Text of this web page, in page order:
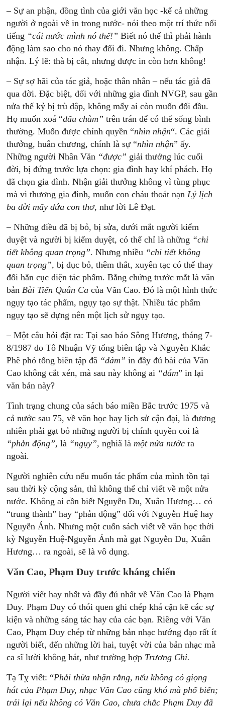
– Sự an phận, đồng tình của giới văn học -kể cả những
người ở ngoài về in trong nước- nói theo một trí thức nổi
tiếng “cái nước mình nó thế!” Biết nó thế thì phải hành
động làm sao cho nó thay đổi đi. Nhưng không. Chấp
nhận. Lý lẽ: thà bị cắt, nhưng được in còn hơn không!
– Sự sợ hãi của tác giả, hoặc thân nhân – nếu tác giả đã
qua đời. Đặc biệt, đối với những gia đình NVGP, sau gần
nửa thế kỷ bị trù dập, không mấy ai còn muốn đối đầu.
Họ muốn xoá “dấu chàm” trên trán để có thể sống bình
thường. Muốn được chính quyền “nhìn nhận“. Các giải
thưởng, huân chương, chính là sự “nhìn nhận” ấy.
Những người Nhân Văn “được” giải thưởng lúc cuối
đời, bị đứng trước lựa chọn: gia đình hay khí phách. Họ
đã chọn gia đình. Nhận giải thưởng không vì tùng phục
mà vì thương gia đình, muốn con cháu thoát nạnLý lịch
ba đời mấy đứa con thơ, như lời Lê Đạt.
– Những điều đã bị bỏ, bị sửa, dưới mắt người kiểm
duyệt và người bị kiểm duyệt, có thể chỉ là những “chi
tiết không quan trọng”. Nhưng nhiều “chi tiết không
quan trọng”, bị đục bỏ, thêm thắt, xuyên tạc có thể thay
đổi hẳn cục diện tác phẩm. Bằng chứng trước mắt là văn
bảnBài Tiến Quân Ca của Văn Cao. Đó là một hình thức
ngụy tạo tác phẩm, ngụy tạo sự thật. Nhiều tác phẩm
ngụy tạo sẽ dựng nên một lịch sử ngụy tạo.
– Một câu hỏi đặt ra: Tại sao báo Sông Hương, tháng 7-
8/1987 do Tô Nhuận Vỹ tổng biên tập và Nguyễn Khắc
Phê phó tổng biên tập đã “dám” in đầy đủ bài của Văn
Cao không cắt xén, mà sau này không ai “dám” in lại
văn bản này?
Tình trạng chung của sách báo miền Bắc trước 1975 và
cả nước sau 75, về văn học hay lịch sử cận đại, là đương
nhiên phải gạt bỏ những người bị chính quyền coi là
“phản động”, là “ngụy”, nghiã làmột nửa nước ra
ngoài.
Người nghiên cứu nếu muốn tác phẩm của mình tồn tại
sau thời kỳ cộng sản, thì không thể chỉ viết về một nửa
nước. Không ai cần biết Nguyễn Du, Xuân Hương… có
“trung thành” hay “phản động” đối với Nguyễn Huệ hay
Nguyễn Ánh. Nhưng một cuốn sách viết về văn học thời
kỳ Nguyễn Huệ-Nguyễn Ánh mà gạt Nguyễn Du, Xuân
Hương… ra ngoài, sẽ là vô dụng.
Văn Cao, Phạm Duy trước kháng chiến
Người viết hay nhất và đầy đủ nhất về Văn Cao là Phạm
Duy. Phạm Duy có thói quen ghi chép khá cặn kẽ các sự
kiện và những sáng tác hay của các bạn. Riêng với Văn
Cao, Phạm Duy chép từ những bản nhạc hướng đạo rất ít
người biết, đến những lời hai, tuyệt vời của bản nhạc mà
ca sĩ lười không hát, như trường hợp Trương Chi.
Tạ Tỵ viết: “Phải thừa nhận rằng, nếu không có giọng
hát của Phạm Duy, nhạc Văn Cao cũng khó mà phổ biến;
trái lại nếu không có Văn Cao, chưa chắc Phạm Duy đã